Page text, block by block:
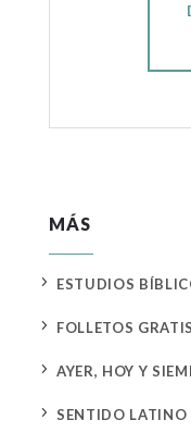
MÁS
5 ESTUDIOS
5 FOLLETOS GRATIS
5 AYER, HOY Y
5 SENTIDO LATINO